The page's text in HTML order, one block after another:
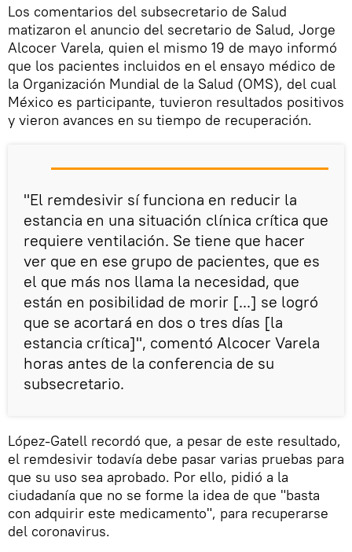
Los comentarios del subsecretario de Salud
matizaron el anuncio del secretario de Salud, Jorge
Alcocer Varela, quien el mismo 19 de mayo informó
que los pacientes incluidos en el ensayo médico de
la Organización Mundial de la Salud (OMS), del cual
México es participante, tuvieron resultados positivos
y vieron avances en su tiempo de recuperación.
"El remdesivir sí funciona en reducir la
estancia en una situación clínica crítica que
requiere ventilación. Se tiene que hacer
ver que en ese grupo de pacientes, que es
el que más nos llama la necesidad, que
están en posibilidad de morir [...] se logró
que se acortará en dos o tres días [la
estancia crítica]", comentó Alcocer Varela
horas antes de la conferencia de su
subsecretario.
López-Gatell recordó que, a pesar de este resultado,
el remdesivir todavía debe pasar varias pruebas para
que su uso sea aprobado. Por ello, pidió a la
ciudadanía que no se forme la idea de que "basta
con adquirir este medicamento", para recuperarse
del coronavirus.